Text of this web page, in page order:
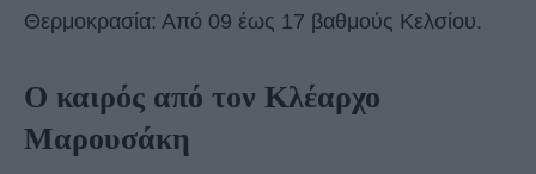
Θερμοκρασία: Από 09 έως 17 βαθμούς Κελσίου.
Ο καιρός από τον Κλέαρχο
Μαρουσάκη